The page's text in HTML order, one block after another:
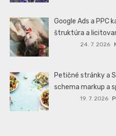
Google Ads a PPC
štruktúra a
24. 7. 2026
Petičné stránky a
schema markup a
19. 7. 2026